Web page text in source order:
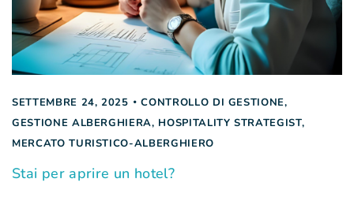
SETTEMBRE 24, 2025 CONTROLLO DI GESTIONE,
GESTIONE ALBERGHIERA, HOSPITALITY STRATEGIST,
MERCATO TURISTICO-ALBERGHIERO
Stai per aprire un hotel?